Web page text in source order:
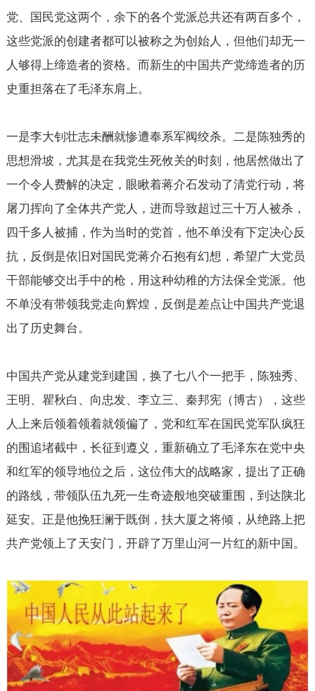
党、国民党这两个，余下的各个党派总共还有两百多个，
这些党派的创建者都可以被称之为创始人，但他们却无一
人够得上缔造者的资格。而新生的中国共产党缔造者的历
史重担落在了毛泽东肩上。
一是李大钊壮志未酬就惨遭奉系军阀绞杀。二是陈独秀的
思想滑坡，尤其是在我党生死攸关的时刻，他居然做出了
一个令人费解的决定，眼瞅着蒋介石发动了清党行动，将
屠刀挥向了全体共产党人，进而导致超过三十万人被杀，
四千多人被捕，作为当时的党首，他不单没有下定决心反
抗，反倒是依旧对国民党蒋介石抱有幻想，希望广大党员
干部能够交出手中的枪，用这种幼稚的方法保全党派。他
不单没有带领我党走向辉煌，反倒是差点让中国共产党退
出了历史舞台。
中国共产党从建党到建国，换了七八个一把手，陈独秀、
王明、瞿秋白、向忠发、李立三、秦邦宪（博古），这些
人上来后领着领着就领偏了，党和红军在国民党军队疯狂
的围追堵截中，长征到遵义，重新确立了毛泽东在党中央
和红军的领导地位之后，这位伟大的战略家，提出了正确
的路线，带领队伍九死一生奇迹般地突破重围，到达陕北
延安。正是他挽狂澜于既倒，扶大厦之将倾，从绝路上把
共产党领上了天安门，开辟了万里山河一片红的新中国。